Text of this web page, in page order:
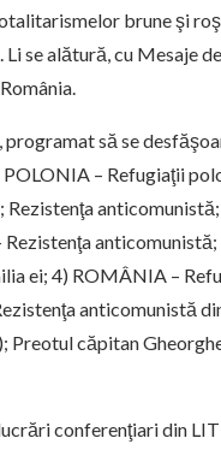
brune şi
se alătură, cu Mesaje
programat să se
– Refugiaţii
Rezistenţa
ei; 4) ROMÂNIA –
anticomunistă
Preotul căpitan
conferenţiari din